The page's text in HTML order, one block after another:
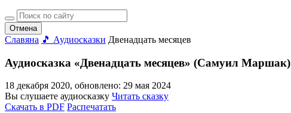
Отмена
Славяна 🎵 Аудиосказки Двенадцать месяцев
Аудиосказка «Двенадцать месяцев» (Самуил Маршак)
18 декабря 2020, обновлено: 29 мая 2024
Вы слушаете аудиосказку Читать сказку
Скачать в PDF Распечатать